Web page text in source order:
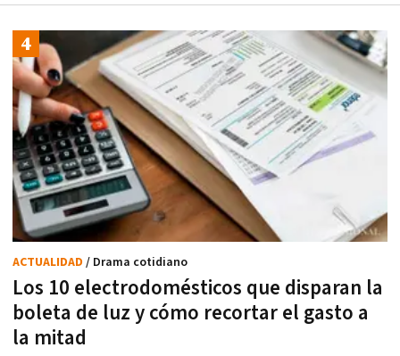
Los 10 electrodomésticos que disparan la
boleta de luz y cómo recortar el gasto a
la mitad
ACTUALIDAD / Drama cotidiano